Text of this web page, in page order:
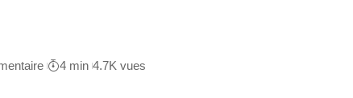
4 min 4.7K vues